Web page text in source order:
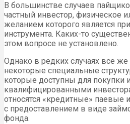
В большинстве случаев
частный инвестор, физическое
желанием которого является
инструмента. Каких-то
этом вопросе не установлено.
Однако в редких случаях все же
некоторые специальные
которые доступны для покупки
квалифицированными
относятся «кредитные»
с предоставлением в виде
фонда.